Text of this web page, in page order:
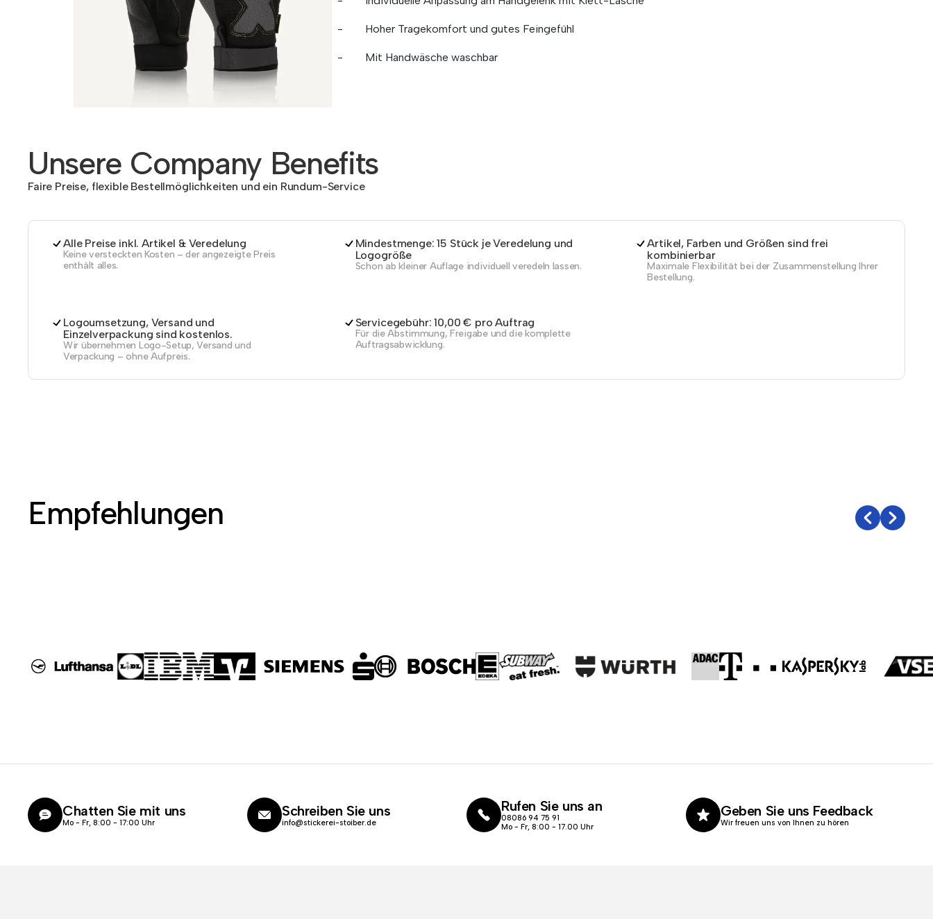
- Hoher Tragekomfort und gutes Feingefühl
- Mit Handwäsche waschbar
Unsere Company Benefits
Faire Preise, flexible Bestellmöglichkeiten und ein Rundum-Service
Alle Preise inkl. Artikel & Veredelung
Keine versteckten Kosten – der angezeigte Preis
enthält alles.
Mindestmenge: 15 Stück je Veredelung und
Logogröße
Schon ab kleiner Auflage individuell veredeln lassen.
Artikel, Farben und Größen sind frei
kombinierbar
Maximale Flexibilität bei der Zusammenstellung Ihrer
Bestellung.
Logoumsetzung, Versand und
Einzelverpackung sind kostenlos.
Wir übernehmen Logo-Setup, Versand und
Verpackung – ohne Aufpreis.
Servicegebühr: 10,00 € pro Auftrag
Für die Abstimmung, Freigabe und die komplette
Auftragsabwicklung.
Empfehlungen
Chatten Sie mit uns
Mo - Fr, 8:00 - 17:00 Uhr
Schreiben Sie uns
info@stickerei-stoiber.de
Rufen Sie uns an
08086 94 75 91
Mo - Fr, 8:00 - 17.00 Uhr
Geben Sie uns Feedback
Wir freuen uns von Ihnen zu hören